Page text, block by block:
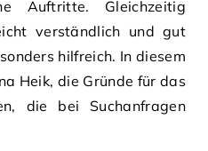
Auftritte. Gleichzeitig
verständlich und gut
hilfreich. In diesem
Heik, die Gründe für das
die bei Suchanfragen